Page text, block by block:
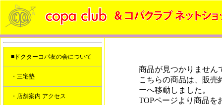
■ドクターコパ友の会について
・三宅塾
・店舗案内 アクセス
商品が見つかりません
こちらの商品は、販売
ーへ移動しました。
TOPページより商品を